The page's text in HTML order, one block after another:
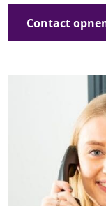
Contact